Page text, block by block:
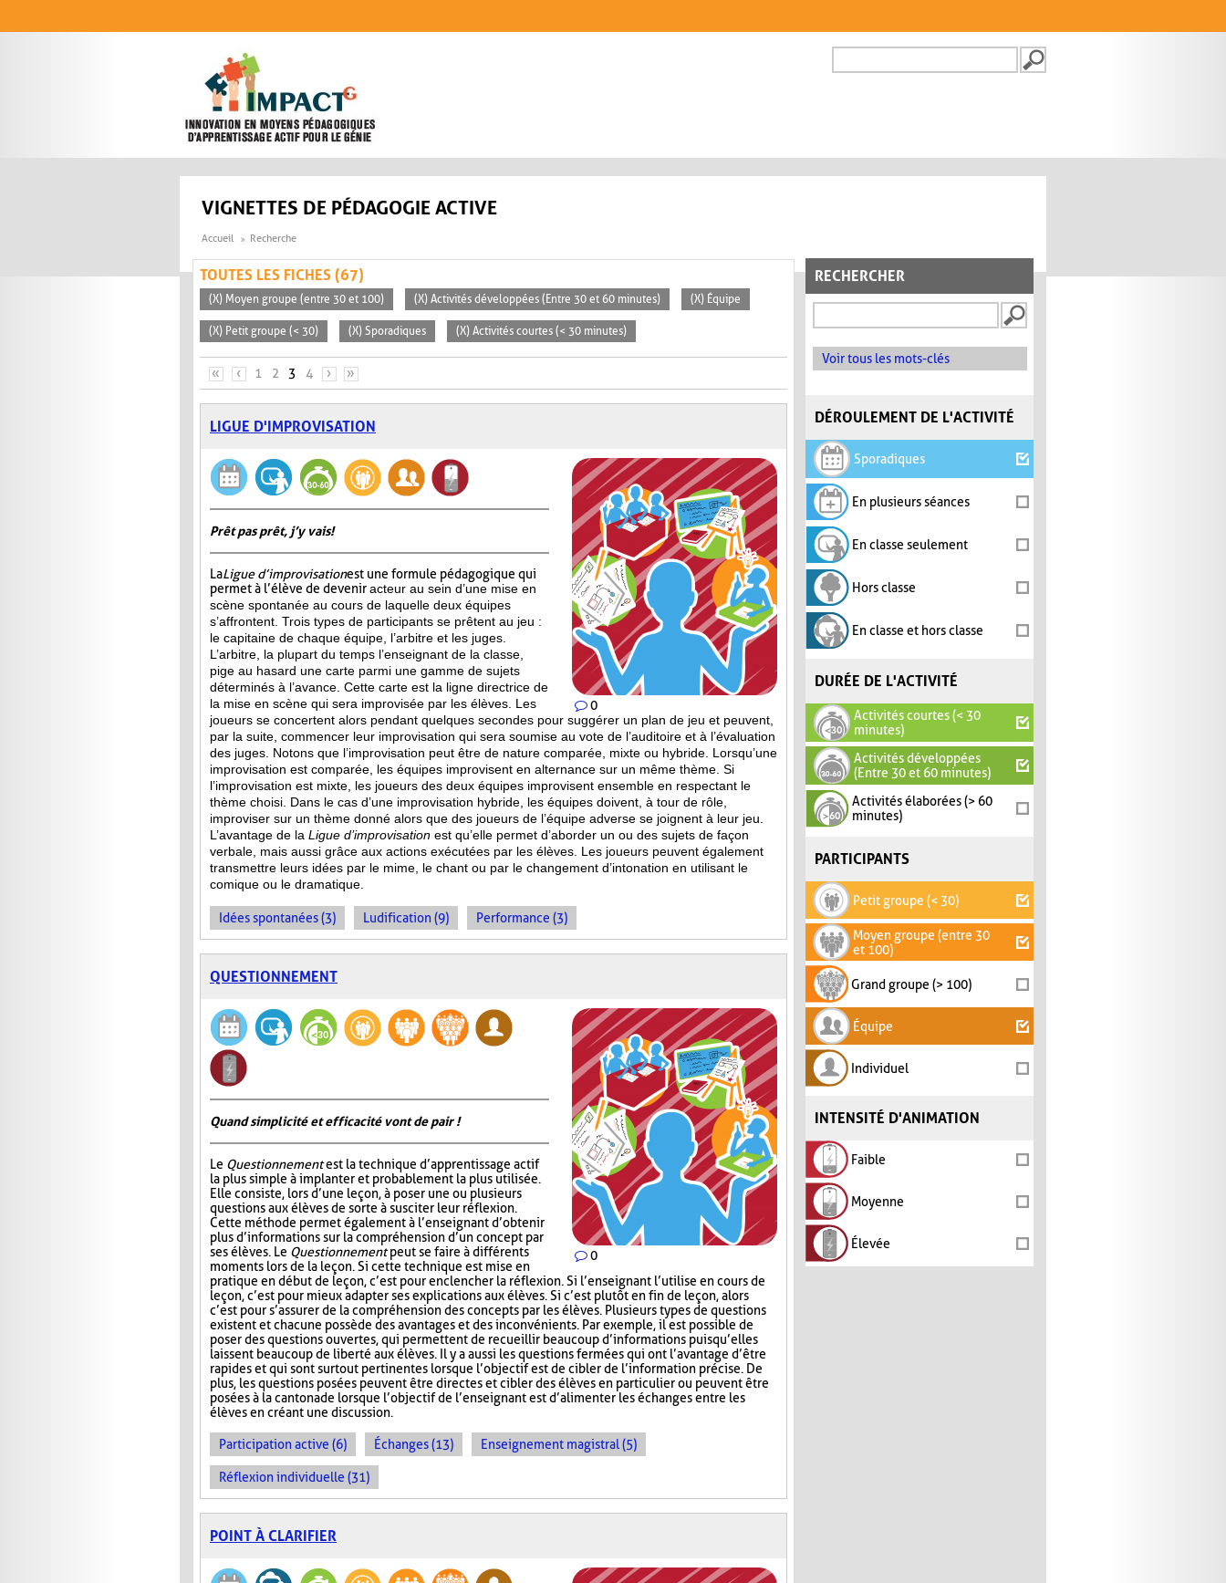
FORMULAIRE DE
VIGNETTES DE PÉDAGOGIE ACTIVE
Accueil Recherche
RECHERCHER
Voir tous les mots-clés
DÉROULEMENT DE L'ACTIVITÉ
Sporadiques
En plusieurs séances
En classe seulement
Hors classe
En classe et hors classe
DURÉE DE L'ACTIVITÉ
Activités courtes (< 30
minutes)
Activités développées
(Entre 30 et 60 minutes)
Activités élaborées (> 60
minutes)
PARTICIPANTS
Petit groupe (< 30)
Moyen groupe (entre 30
et 100)
Grand groupe (> 100)
Équipe
Individuel
INTENSITÉ D'ANIMATION
Faible
Moyenne
Élevée
TOUTES LES FICHES (67)
(X) Moyen groupe (entre 30 et 100) (X) Activités développées (Entre 30 et 60 minutes) (X) Équipe
(X) Petit groupe (< 30) (X) Sporadiques (X) Activités courtes (< 30 minutes)
PAGES
« ‹ 1 2 3 4 › »
LIGUE D'IMPROVISATION
0
Prêt pas prêt, j’y vais!
LaLigue d’improvisationest une formule pédagogique qui
permet à l’élève de deveniracteur au sein d’une mise en
scène spontanée au cours de laquelle deux équipes
s’affrontent. Trois types de participants se prêtent au jeu :
le capitaine de chaque équipe, l’arbitre et les juges.
L’arbitre, la plupart du temps l’enseignant de la classe,
pige au hasard une carte parmi une gamme de sujets
déterminés à l’avance. Cette carte est la ligne directrice de
la mise en scène qui sera improvisée par les élèves. Les
joueurs se concertent alors pendant quelques secondes pour suggérer un plan de jeu et peuvent,
par la suite, commencer leur improvisation qui sera soumise au vote de l’auditoire et à l’évaluation
des juges. Notons que l’improvisation peut être de nature comparée, mixte ou hybride. Lorsqu’une
improvisation est comparée, les équipes improvisent en alternance sur un même thème. Si
l’improvisation est mixte, les joueurs des deux équipes improvisent ensemble en respectant le
thème choisi. Dans le cas d’une improvisation hybride, les équipes doivent, à tour de rôle,
improviser sur un thème donné alors que des joueurs de l’équipe adverse se joignent à leur jeu.
L’avantage de la Ligue d’improvisation est qu’elle permet d’aborder un ou des sujets de façon
verbale, mais aussi grâce aux actions exécutées par les élèves. Les joueurs peuvent également
transmettre leurs idées par le mime, le chant ou par le changement d’intonation en utilisant le
comique ou le dramatique.
Idées spontanées (3) Ludification (9) Performance (3)
QUESTIONNEMENT
0
Quand simplicité et efficacité vont de pair !
Le Questionnementest la technique d’apprentissage actif
la plus simple à implanter et probablement la plus utilisée.
Elle consiste, lors d’une leçon, à poser une ou plusieurs
questions aux élèves de sorte à susciter leur réflexion.
Cette méthode permet également à l’enseignant d’obtenir
plus d’informations sur la compréhension d’un concept par
ses élèves. Le Questionnementpeut se faire à différents
moments lors de la leçon. Si cette technique est mise en
pratique en début de leçon, c’est pour enclencher la réflexion. Si l’enseignant l’utilise en cours de
leçon, c’est pour mieux adapter ses explications aux élèves. Si c’est plutôt en fin de leçon, alors
c’est pour s’assurer de la compréhension des concepts par les élèves. Plusieurs types de questions
existent et chacune possède des avantages et des inconvénients. Par exemple, il est possible de
poser des questions ouvertes, qui permettent de recueillir beaucoup d’informations puisqu’elles
laissent beaucoup de liberté aux élèves. Il y a aussi les questions fermées qui ont l’avantage d’être
rapides et qui sont surtout pertinentes lorsque l’objectif est de cibler de l’information précise. De
plus, les questions posées peuvent être directes et cibler des élèves en particulier ou peuvent être
posées à la cantonade lorsque l’objectif de l’enseignant est d’alimenter les échanges entre les
élèves en créant une discussion.
Participation active (6) Échanges (13) Enseignement magistral (5)
Réflexion individuelle (31)
POINT À CLARIFIER